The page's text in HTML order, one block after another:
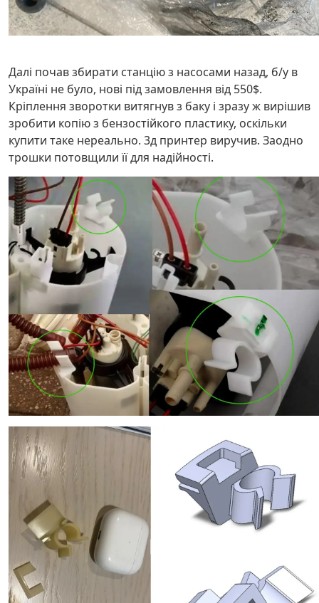
Далі почав збирати станцію з насосами назад, б/у в
Україні не було, нові під замовлення від 550$.
Кріплення зворотки витягнув з баку і зразу ж вирішив
зробити копію з бензостійкого пластику, оскільки
купити таке нереально. 3д принтер виручив. Заодно
трошки потовщили її для надійності.